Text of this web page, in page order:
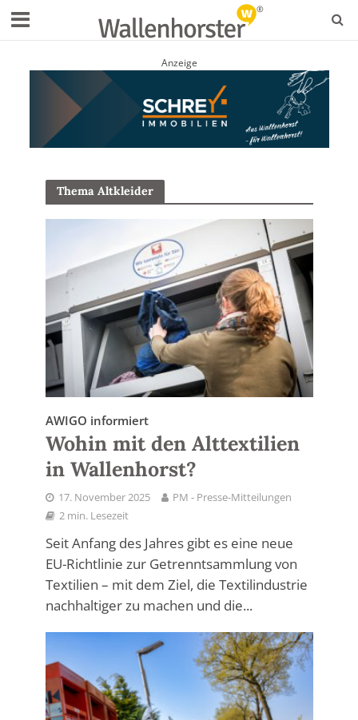
Anzeige
Thema Altkleider
AWIGO informiert
Wohin mit den Alttextilien
in Wallenhorst?
17. November 2025
PM - Presse-Mitteilungen
2 min. Lesezeit
Seit Anfang des Jahres gibt es eine neue
EU-Richtlinie zur Getrenntsammlung von
Textilien – mit dem Ziel, die Textilindustrie
nachhaltiger zu machen und die...